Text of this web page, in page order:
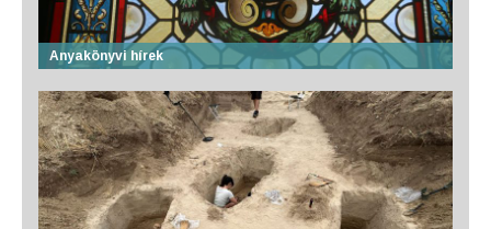
Anyakönyvi hírek